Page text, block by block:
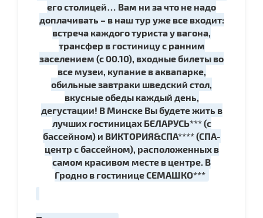
его столицей… Вам ни за что не надо
доплачивать – в наш тур уже все входит:
встреча каждого туриста у вагона,
трансфер в гостиницу с ранним
заселением (с 00.10), входные билеты во
все музеи, купание в аквапарке,
обильные завтраки шведский стол,
вкусные обеды каждый день,
дегустации! В Минске Вы будете жить в
лучших гостиницах БЕЛАРУСЬ*** (с
бассейном) и ВИКТОРИЯ&СПА**** (СПА-
центр с бассейном), расположенных в
самом красивом месте в центре. В
Гродно в гостинице СЕМАШКО***